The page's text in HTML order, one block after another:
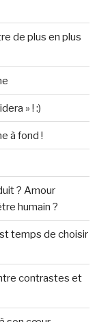
de plus en plus
» ! :)
à fond !
? Amour
humain ?
temps de choisir
contrastes et